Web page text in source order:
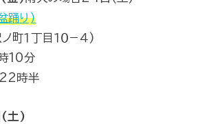
踊り)
町１丁目１０−４)
10分
時半
土)